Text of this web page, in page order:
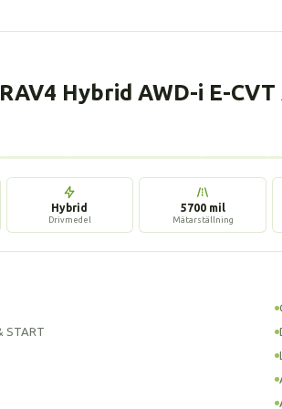
Hybrid AWD-i E-CVT
Hybrid
Drivmedel
5700 mil
Mätarställning
START